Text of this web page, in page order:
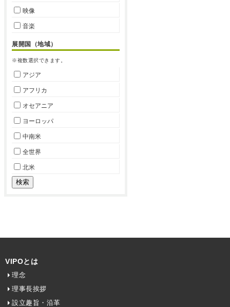
映像
音楽
展開国（地域）
※複数選択できます。
アジア
アフリカ
オセアニア
ヨーロッパ
中南米
全世界
北米
VIPOとは
理念
理事長挨拶
設立趣旨・沿革